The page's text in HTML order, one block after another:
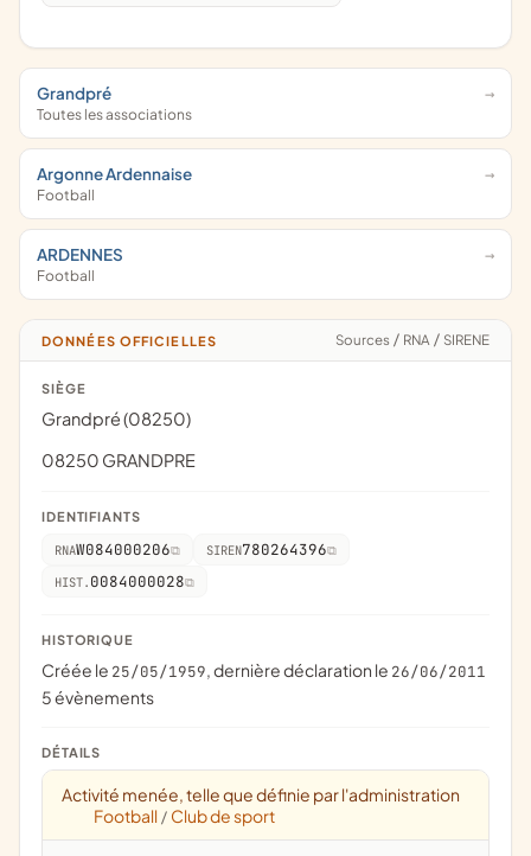
Grandpré
Toutes les associations
Argonne Ardennaise
Football
ARDENNES
Football
DONNÉES OFFICIELLES Sources / RNA / SIRENE
SIÈGE
Grandpré (08250)
08250 GRANDPRE
IDENTIFIANTS
RNAW084000206 SIREN780264396
HIST. 0084000028
HISTORIQUE
Créée le 25/05/1959, dernière déclaration le 26/06/2011
5 évènements
DÉTAILS
Activité menée, telle que définie par l'administration
Football / Club de sport